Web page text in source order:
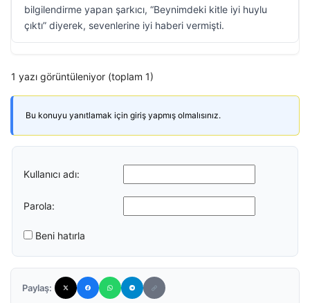
bilgilendirme yapan şarkıcı, “Beynimdeki kitle iyi huylu
çıktı” diyerek, sevenlerine iyi haberi vermişti.
1 yazı görüntüleniyor (toplam 1)
Bu konuyu yanıtlamak için giriş yapmış olmalısınız.
Kullanıcı adı:
Parola:
Beni hatırla
Paylaş: